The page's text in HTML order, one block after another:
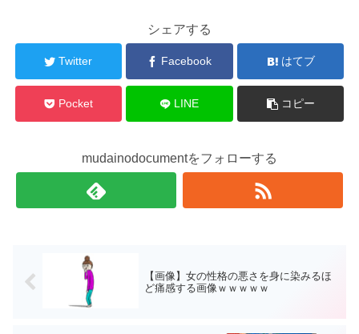
シェアする
Twitter Facebook はてブ
Pocket LINE コピー
mudainodocumentをフォローする
【画像】女の性格の悪さを身に染みるほ
ど痛感する画像ｗｗｗｗｗ